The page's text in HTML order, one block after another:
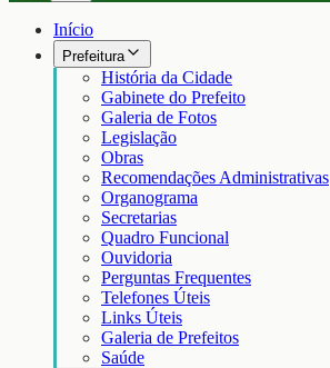
Início
Prefeitura
História da Cidade
Gabinete do Prefeito
Galeria de Fotos
Legislação
Obras
Recomendações Administrativas
Organograma
Secretarias
Quadro Funcional
Ouvidoria
Perguntas Frequentes
Telefones Úteis
Links Úteis
Galeria de Prefeitos
Saúde